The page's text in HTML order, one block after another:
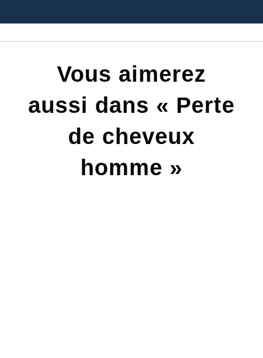
Vous aimerez
aussi dans « Perte
de cheveux
homme »